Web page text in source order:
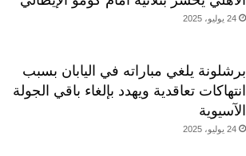
24 يوليو، 2025
برشلونة يلغي مباراته في اليابان بسبب
انتهاكات تعاقدية ويهدد بإلغاء باقي الجولة
الآسيوية
24 يوليو، 2025